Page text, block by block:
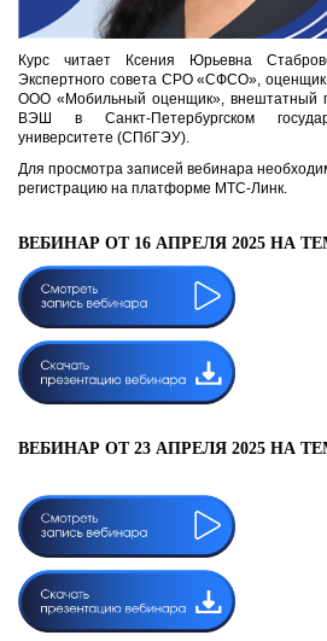
Курс читает Ксения Юрьевна
Экспертного совета СРО «СФСО», оценщик
ООО «Мобильный оценщик», внештатный
ВЭШ в Санкт-Петербургском
университете (СПбГЭУ).
Для просмотра записей вебинара
регистрацию на платформе МТС-Линк.
ВЕБИНАР ОТ 16 АПРЕЛЯ 2025 НА
ВЕБИНАР ОТ 23 АПРЕЛЯ 2025 НА